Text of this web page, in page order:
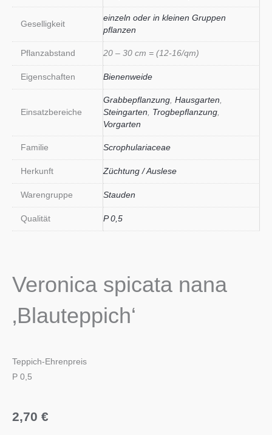
Geselligkeit
einzeln oder in kleinen Gruppen
pflanzen
Pflanzabstand 20 – 30 cm = (12-16/qm)
Eigenschaften Bienenweide
Einsatzbereiche
Grabbepflanzung Hausgarten
Steingarten
Trogbepflanzung
Vorgarten
Familie Scrophulariaceae
Herkunft Züchtung / Auslese
Warengruppe Stauden
Qualität P 0,5
Veronica spicata nana
‚Blauteppich‘
Teppich-Ehrenpreis
P 0,5
2,70 €